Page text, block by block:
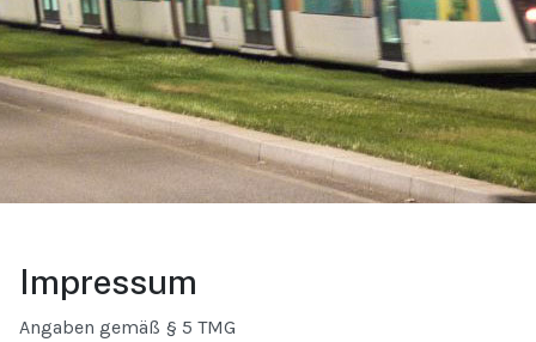
Impressum
Angaben gemäß § 5 TMG